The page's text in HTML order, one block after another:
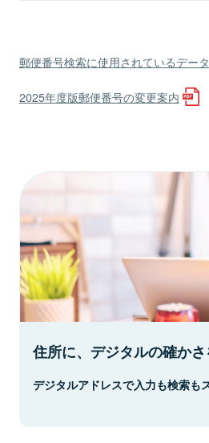
郵便番号検索に使用されているデー
2025年度版郵便番号の変更案内
住所に、デジタルの確かさ
デジタルアドレスで入力も検索も